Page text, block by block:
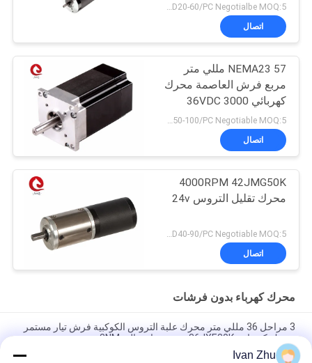
USD20-60/PC Negotialbe MOQ:5 قطع
اتصال
NEMA23 57 مللي متر
مربع فرش العاصمة محرك
كهربائي 36VDC 3000
دورة في الدقيقة 0.6N.M
اتصال
4000RPM 42JMG50K
محرك تقليل التروس 24v
اتصال
محرك كهرباء بدون فرشات
3 مراحل 36 مللي متر محرك علبة التروس الكوكبية فرش تيار مستمر
محرك كهربائي 36JXE30K عزم دوران عالي 3NM
Ivan Zhu